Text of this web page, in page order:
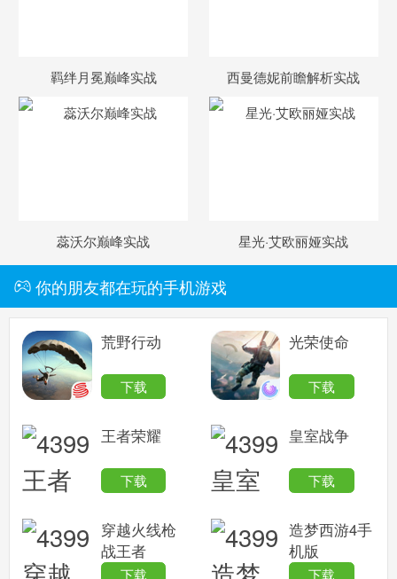
赛尔号手机版 搜
羁绊月冕巅峰实战 西曼德妮前瞻解析实战
蕊沃尔巅峰实战 星光·艾欧丽娅实战
你的朋友都在玩的手机游戏
荒野行动
下载
光荣使命
下载
王者荣耀
下载
皇室战争
下载
穿越火线枪
战王者
下载
造梦西游4手
机版
下载